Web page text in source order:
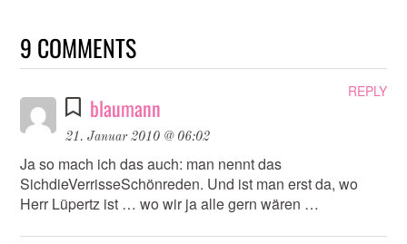
9 COMMENTS
blaumann
21. Januar 2010 @ 06:02
Ja so mach ich das auch: man nennt das
SichdieVerrisseSchönreden. Und ist man erst da, wo
Herr Lüpertz ist … wo wir ja alle gern wären …
REPLY